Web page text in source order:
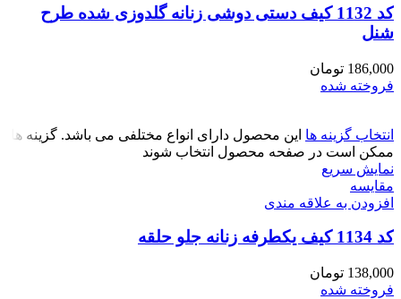
کد 1132 کیف دستی دوشی زنانه گلدوزی شده طرح
شنل
186,000 تومان
فروخته شده
انتخاب گزینه ها این محصول دارای انواع مختلفی می باشد. گزینه ها
ممکن است در صفحه محصول انتخاب شوند
نمایش سریع
مقايسه
افزودن به علاقه مندی
کد 1134 کیف یکطرفه زنانه جلو حلقه
138,000 تومان
فروخته شده